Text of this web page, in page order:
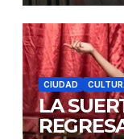
CIUDAD
LA